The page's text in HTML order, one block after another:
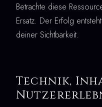
Betrachte diese
Ersatz. Der Erfolg
deiner Sichtbarkeit.
Technik,